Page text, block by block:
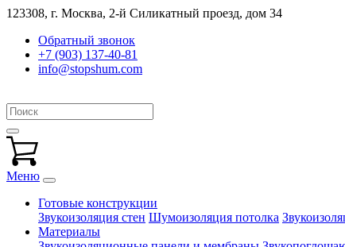
123308, г. Москва, 2-й Силикатный проезд, дом 34
Обратный звонок
+7 (903) 137-40-81
info@stopshum.com
Меню
Готовые конструкции
Звукоизоляция стен Шумоизоляция потолка
Материалы